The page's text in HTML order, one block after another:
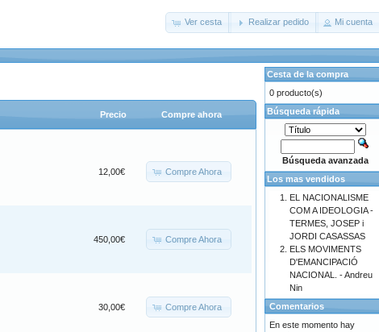
Ver cesta Realizar pedido Mi cuenta
Precio Compre ahora
12,00€ Compre Ahora
450,00€ Compre Ahora
30,00€ Compre Ahora
Cesta de la compra
0 producto(s)
Búsqueda rápida
Búsqueda avanzada
Los mas vendidos
EL NACIONALISME
COM A IDEOLOGIA -
TERMES, JOSEP i
JORDI CASASSAS
ELS MOVIMENTS
D'EMANCIPACIÓ
NACIONAL. - Andreu
Nin
Comentarios
En este momento hay